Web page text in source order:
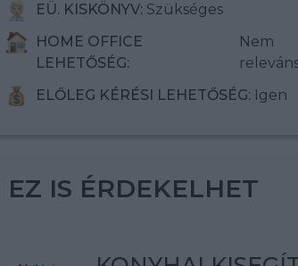
EÜ. KISKÖNYV: Szükséges
HOME OFFICE
LEHETŐSÉG:
Nem
ELŐLEG KÉRÉSI LEHETŐSÉG: Igen
EZ IS ÉRDEKELHET